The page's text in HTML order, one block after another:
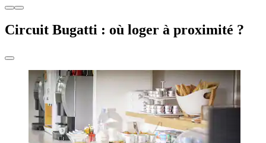
Circuit Bugatti : où loger à proximité ?